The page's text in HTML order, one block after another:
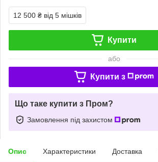
12 500 ₴ від 5 мішків
Купити
або
Купити з
Що таке купити з Пром?
Замовлення під захистом
Опис Характеристики Доставка